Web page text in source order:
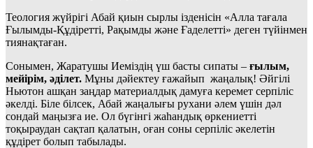
Теология жүйрігі Абай қиын сырлы ізденісін «Алла тағала
Ғылымды-Құдіретті, Рақымды және Ғаделетті» деген түйінмен
тиянақтаған.
Сонымен, Жаратушы Иеміздің үш басты сипаты – ғылым,
мейірім, әділет. Мұны дәйектеу ғажайып жаңалық! Әйгілі
Ньютон ашқан заңдар материалдық дамуға керемет серпіліс
әкелді. Біле білсек, Абай жаңалығы рухани әлем үшін дәл
сондай маңызға ие. Ол бүгінгі жаһандық өркениетті
тоқыраудан сақтап қалатын, оған соны серпіліс әкелетін
құдірет болып табылады.